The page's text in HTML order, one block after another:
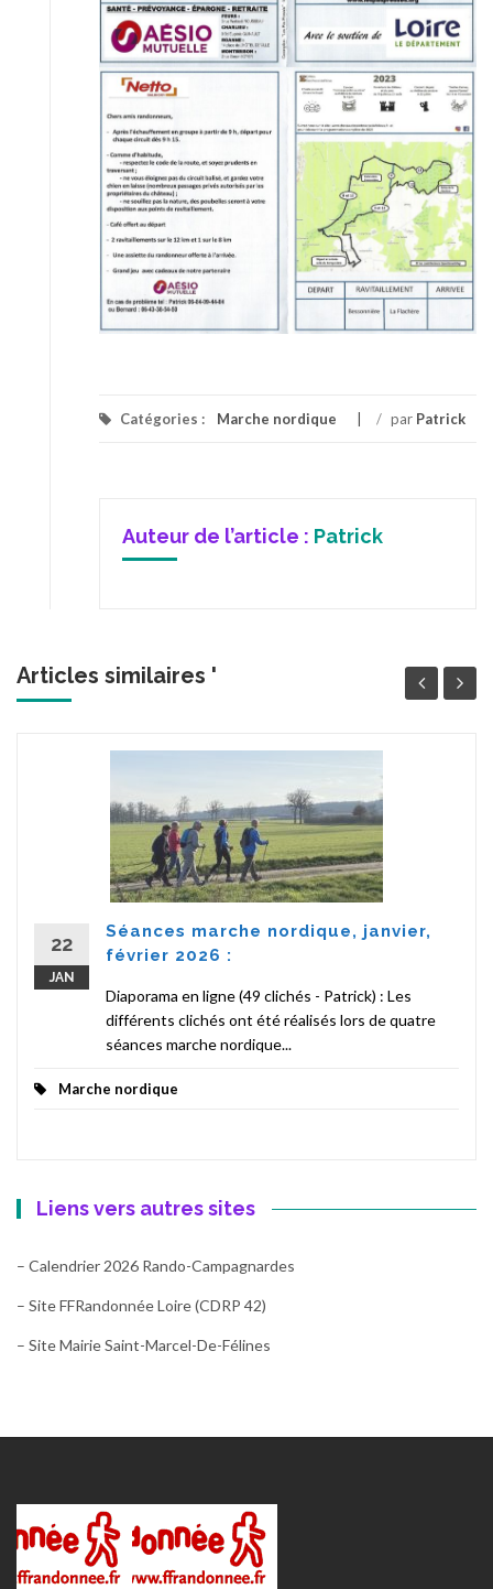
Catégories : Marche nordique / par Patrick
Auteur de l’article : Patrick
Articles similaires '
22
JAN
Séances marche nordique, janvier,
février 2026 :
Diaporama en ligne (49 clichés - Patrick) : Les
différents clichés ont été réalisés lors de quatre
séances marche nordique...
Marche nordique
Liens vers autres sites
– Calendrier 2026 Rando-Campagnardes
– Site FFRandonnée Loire (CDRP 42)
– Site Mairie Saint-Marcel-De-Félines